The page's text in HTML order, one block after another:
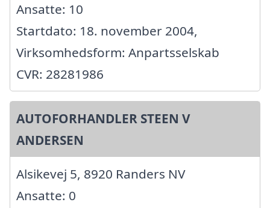
Ansatte: 10
Startdato: 18. november 2004,
Virksomhedsform: Anpartsselskab
CVR: 28281986
AUTOFORHANDLER STEEN V
ANDERSEN
Alsikevej 5, 8920 Randers NV
Ansatte: 0